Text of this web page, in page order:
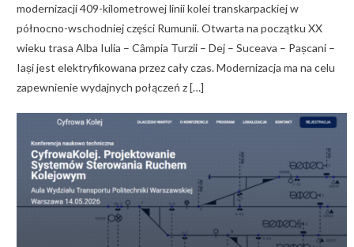
modernizacji 409-kilometrowej linii kolei transkarpackiej w
północno-wschodniej części Rumunii. Otwarta na początku XX
wieku trasa Alba Iulia – Câmpia Turzii – Dej – Suceava – Pașcani –
Iași jest elektryfikowana przez cały czas. Modernizacja ma na celu
zapewnienie wydajnych połączeń z […]